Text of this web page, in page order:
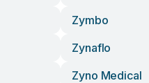
Zymbo
Zynaflo
Zyno Medical